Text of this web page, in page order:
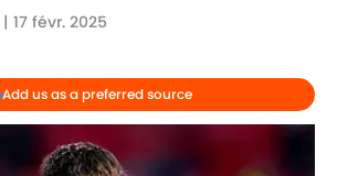
| 17 févr. 2025
Add us as a preferred source